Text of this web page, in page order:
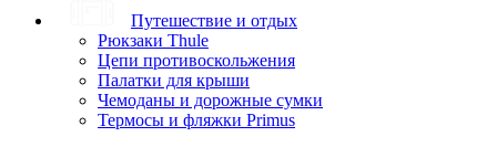
Путешествие и отдых
Рюкзаки Thule
Цепи противоскольжения
Палатки для крыши
Чемоданы и дорожные сумки
Термосы и фляжки Primus